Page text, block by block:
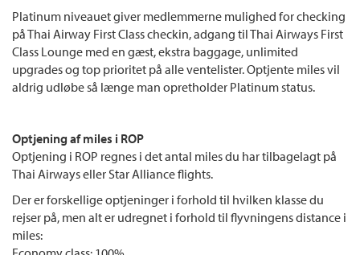
Platinum niveauet giver medlemmerne mulighed for checking
på Thai Airway First Class checkin, adgang til Thai Airways First
Class Lounge med en gæst, ekstra baggage, unlimited
upgrades og top prioritet på alle ventelister. Optjente miles vil
aldrig udløbe så længe man opretholder Platinum status.
Optjening af miles i ROP
Optjening i ROP regnes i det antal miles du har tilbagelagt på
Thai Airways eller Star Alliance flights.
Der er forskellige optjeninger i forhold til hvilken klasse du
rejser på, men alt er udregnet i forhold til flyvningens distance i
miles: